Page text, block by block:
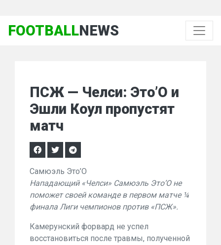
FOOTBALLNEWS
ПСЖ — Челси: Это’О и
Эшли Коул пропустят
матч
Самюэль Это’О
Нападающий «Челси» Самюэль Это’О не
поможет своей команде в первом матче ¼
финала Лиги чемпионов против «ПСЖ».
Камерунский форвард не успел
восстановиться после травмы, полученной